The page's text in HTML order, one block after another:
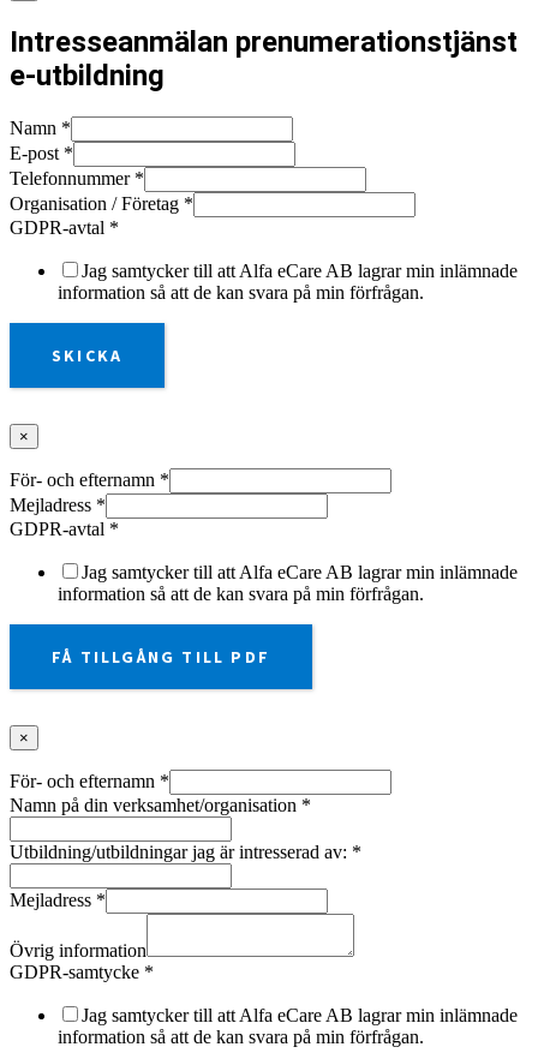
Intresseanmälan prenumerationstjänst
e-utbildning
Namn *
E-post *
Telefonnummer *
Organisation / Företag *
GDPR-avtal *
Jag samtycker till att Alfa eCare AB lagrar min inlämnade
information så att de kan svara på min förfrågan.
SKICKA
×
För- och efternamn *
Mejladress *
GDPR-avtal *
Jag samtycker till att Alfa eCare AB lagrar min inlämnade
information så att de kan svara på min förfrågan.
FÅ TILLGÅNG TILL PDF
×
För- och efternamn *
Namn på din verksamhet/organisation *
Utbildning/utbildningar jag är intresserad av: *
Mejladress *
Övrig information
GDPR-samtycke *
Jag samtycker till att Alfa eCare AB lagrar min inlämnade
information så att de kan svara på min förfrågan.